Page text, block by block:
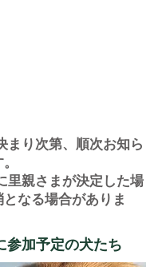
まり次第、順次お知ら
里親さまが決定した場
なる場合がありま
参加予定の犬たち